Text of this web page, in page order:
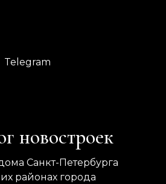
Telegram
новостроек
Санкт-Петербурга
районах города